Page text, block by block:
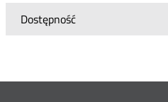
Dostępność